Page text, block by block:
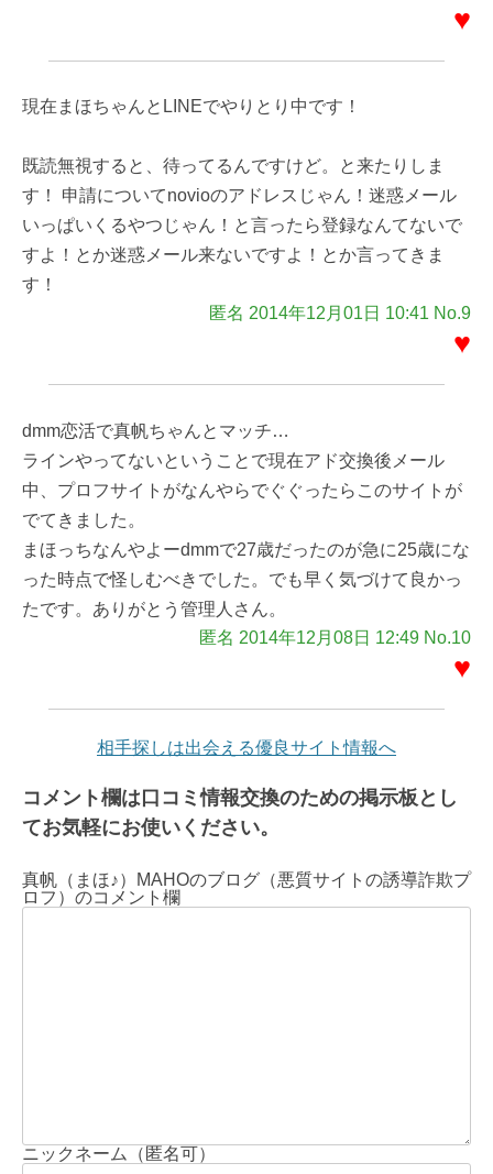
♥
現在まほちゃんとLINEでやりとり中です！
既読無視すると、待ってるんですけど。と来たりしま
す！ 申請についてnovioのアドレスじゃん！迷惑メール
いっぱいくるやつじゃん！と言ったら登録なんてないで
すよ！とか迷惑メール来ないですよ！とか言ってきま
す！
匿名 2014年12月01日 10:41 No.9
♥
dmm恋活で真帆ちゃんとマッチ…
ラインやってないということで現在アド交換後メール
中、プロフサイトがなんやらでぐぐったらこのサイトが
でてきました。
まほっちなんやよーdmmで27歳だったのが急に25歳にな
った時点で怪しむべきでした。でも早く気づけて良かっ
たです。ありがとう管理人さん。
匿名 2014年12月08日 12:49 No.10
♥
相手探しは出会える優良サイト情報へ
コメント欄は口コミ情報交換のための掲示板とし
てお気軽にお使いください。
真帆（まほ♪）MAHOのブログ（悪質サイトの誘導詐欺プ
ロフ）のコメント欄
ニックネーム（匿名可）